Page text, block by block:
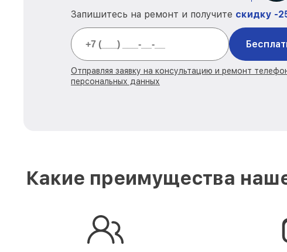
Запишитесь на ремонт и получите скидку -
Отправляя заявку на консультацию и ремонт
персональных данных
Какие преимущества